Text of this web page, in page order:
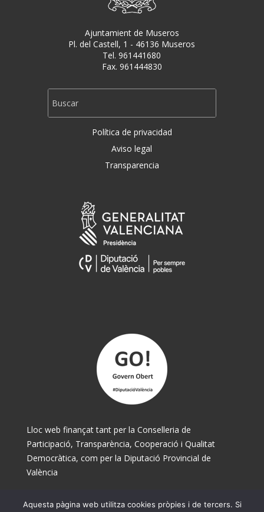
Ajuntamient de Museros
Pl. del Castell, 1 - 46136 Museros
Tel. 961441680
Fax. 961444830
Política de privacidad
Aviso legal
Transparencia
Lloc web finançat tant per la Conselleria de
Participació, Transparència, Cooperació i Qualitat
Democràtica, com per la Diputació Provincial de
València
Aquesta pàgina web utilitza cookies pròpies i de tercers. Si